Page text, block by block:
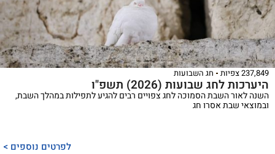
237,849 צפיות חג השבועות
היערכות לחג שבועות (2026) תשפ"ו
השנה לאור השבת הסמוכה לחג צפויים רבים להגיע לתפילות במהלך השבת,
ובמוצאי שבת אסרו חג
לפרטים נוספים >